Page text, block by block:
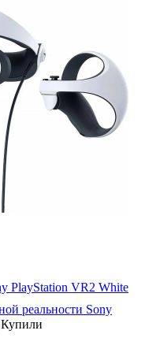
PlayStation VR2 White
реальности Sony
Купили